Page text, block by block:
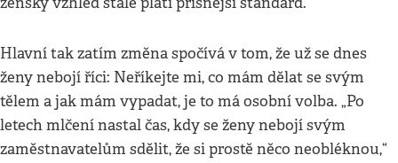
Hlavní tak zatím změna spočívá v tom, že už se dnes
ženy nebojí říci: Neříkejte mi, co mám dělat se svým
tělem a jak mám vypadat, je to má osobní volba. „Po
letech mlčení nastal čas, kdy se ženy nebojí svým
zaměstnavatelům sdělit, že si prostě něco neobléknou,“